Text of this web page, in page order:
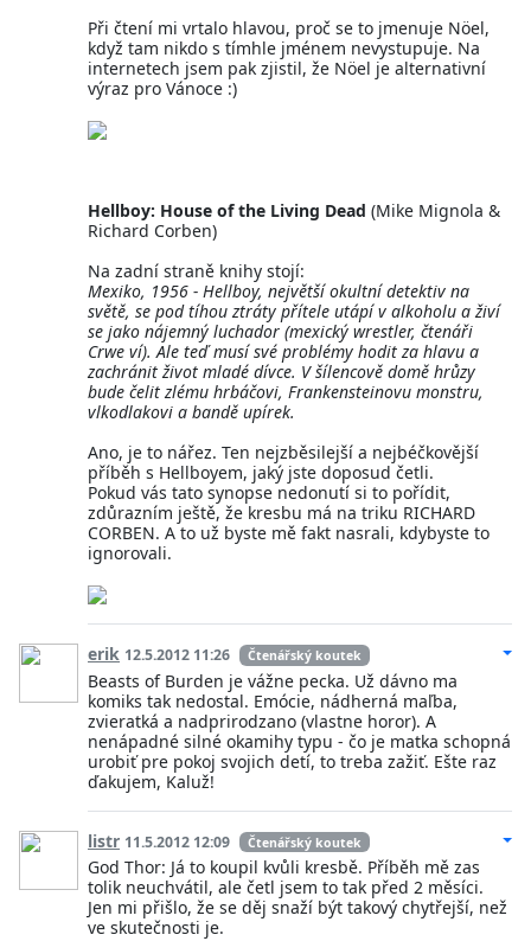
Při čtení mi vrtalo hlavou, proč se to jmenuje Nöel,
když tam nikdo s tímhle jménem nevystupuje. Na
internetech jsem pak zjistil, že Nöel je alternativní
výraz pro Vánoce :)
Hellboy: House of the Living Dead (Mike Mignola &
Richard Corben)
Na zadní straně knihy stojí:
Mexiko, 1956 - Hellboy, největší okultní detektiv na
světě, se pod tíhou ztráty přítele utápí v alkoholu a živí
se jako nájemný luchador (mexický wrestler, čtenáři
Crwe ví). Ale teď musí své problémy hodit za hlavu a
zachránit život mladé dívce. V šílencově domě hrůzy
bude čelit zlému hrbáčovi, Frankensteinovu monstru,
vlkodlakovi a bandě upírek.
Ano, je to nářez. Ten nejzběsilejší a nejbéčkovější
příběh s Hellboyem, jaký jste doposud četli.
Pokud vás tato synopse nedonutí si to pořídit,
zdůrazním ještě, že kresbu má na triku RICHARD
CORBEN. A to už byste mě fakt nasrali, kdybyste to
ignorovali.
erik 12.5.2012 11:26 Čtenářský koutek
Beasts of Burden je vážne pecka. Už dávno ma
komiks tak nedostal. Emócie, nádherná maľba,
zvieratká a nadprirodzano (vlastne horor). A
nenápadné silné okamihy typu - čo je matka schopná
urobiť pre pokoj svojich detí, to treba zažiť. Ešte raz
ďakujem, Kaluž!
listr 11.5.2012 12:09 Čtenářský koutek
God Thor: Já to koupil kvůli kresbě. Příběh mě zas
tolik neuchvátil, ale četl jsem to tak před 2 měsíci.
Jen mi přišlo, že se děj snaží být takový chytřejší, než
ve skutečnosti je.